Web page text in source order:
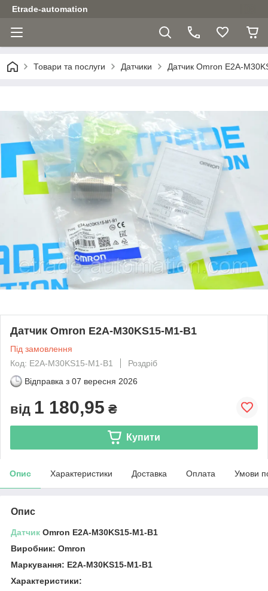
Etrade-automation
Товари та послуги Датчики Датчик Omron E2A-
Датчик Omron E2A-M30KS15-M1-B1
Під замовлення
Код: E2A-M30KS15-M1-B1
Роздріб
Відправка з 07 вересня 2026
від 1 180,95 ₴
Купити
Опис Характеристики Доставка Оплата Умови
Опис
Датчик Omron E2A-M30KS15-M1-B1
Виробник: Omron
Маркування: E2A-M30KS15-M1-B1
Характеристики: